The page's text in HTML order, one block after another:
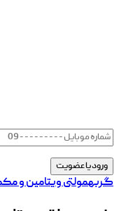
گربهمولتی ویتامین و